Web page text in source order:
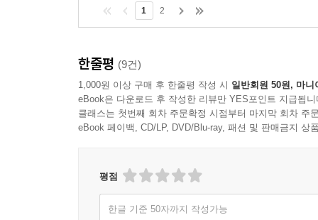
1 2
한줄평 (9건)
1,000원 이상 구매 후 한줄평 작성 시 일반회원 50원, 마니
eBook은 다운로드 후 작성한 리뷰만 YES포인트 지급됩니
클래스는 첫번째 회차 주문확정 시점부터 마지막 회차 주
eBook 페이백, CD/LP, DVD/Blu-ray, 패션 및 판매금지 상
평점
한글 기준 50자까지 작성가능